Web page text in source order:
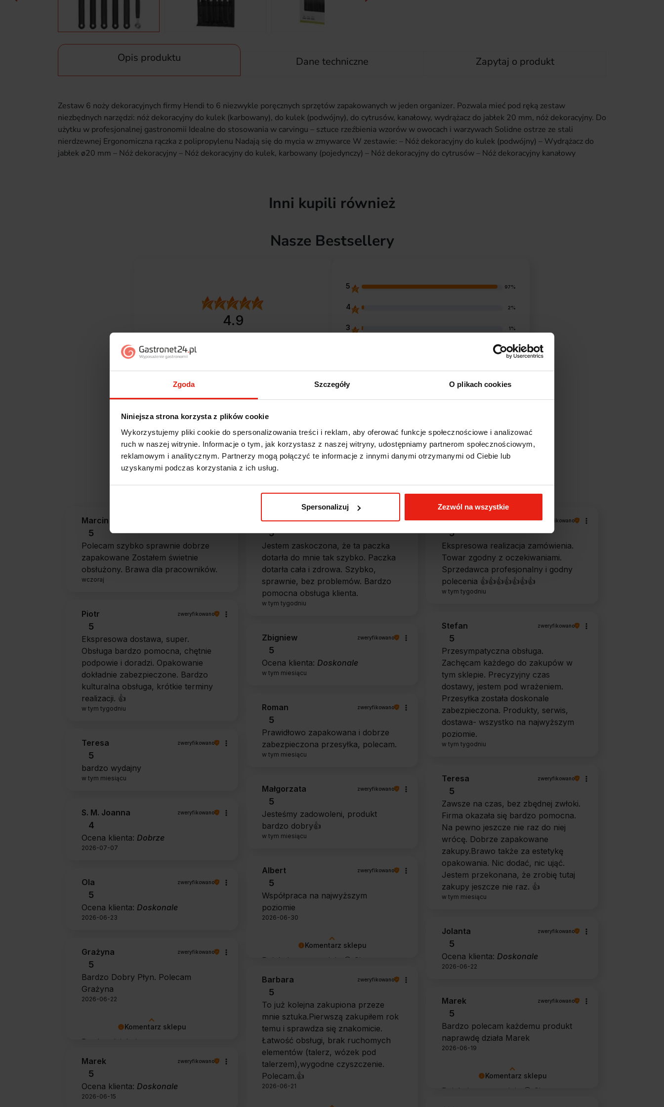
Zgoda Szczegóły O plikach cookies
Niniejsza strona korzysta z plików cookie
Wykorzystujemy pliki cookie do spersonalizowania treści i reklam, aby oferować funkcje społecznościowe i analizować
ruch w naszej witrynie. Informacje o tym, jak korzystasz z naszej witryny, udostępniamy partnerom społecznościowym,
reklamowym i analitycznym. Partnerzy mogą połączyć te informacje z innymi danymi otrzymanymi od Ciebie lub
uzyskanymi podczas korzystania z ich usług.
Spersonalizuj Zezwól na wszystkie
Opis produktu Dane techniczne Zapytaj o produkt
Zestaw 6 noży dekoracyjnych firmy Hendi to 6 niezwykle poręcznych sprzętów zapakowanych w jeden organizer. Pozwala mieć pod ręką zestaw
niezbędnych narzędzi: nóż dekoracyjny do kulek (karbowany), do kulek (podwójny), do cytrusów, kanałowy, wydrążacz do jabłek 20 mm, nóż dekoracyjny. Do
użytku w profesjonalnej gastronomii Idealne do stosowania w carvingu – sztuce rzeźbienia wzorów w owocach i warzywach Solidne ostrze ze stali
nierdzewnej Ergonomiczna rączka z polipropylenu Nadają się do mycia w zmywarce W zestawie: – Nóż dekoracyjny do kulek (podwójny) – Wydrążacz do
jabłek ø20 mm – Nóż dekoracyjny – Nóż dekoracyjny do kulek, karbowany (pojedynczy) – Nóż dekoracyjny do cytrusów – Nóż dekoracyjny kanałowy
Inni kupili również
Nasze Bestsellery
4.9
5 97%
4 2%
3 1%
0%
1 1%
Opinie klientów
Jak zbieramy opinie?
Marcin
5
Polecam szybko sprawnie dobrze
zapakowane Zostałem świetnie
obsłużony. Brawa dla pracowników.
wczoraj
Alicja zweryfikowano
5
Jestem zaskoczona, że ta paczka
dotarła do mnie tak szybko. Paczka
dotarła cała i zdrowa. Szybko,
sprawnie, bez problemów. Bardzo
pomocna obsługa klienta.
w tym tygodniu
Magdalena zweryfikowano
5
Ekspresowa realizacja zamówienia.
Towar zgodny z oczekiwaniami.
Sprzedawca profesjonalny i godny
polecenia 👍️👍️👍️👍️👍️👍️👍️
w tym tygodniu
Piotr zweryfikowano
5
Ekspresowa dostawa, super.
Obsługa bardzo pomocna, chętnie
podpowie i doradzi. Opakowanie
dokładnie zabezpieczone. Bardzo
kulturalna obsługa, krótkie terminy
realizacji. 👍️
w tym tygodniu
Stefan zweryfikowano
5
Przesympatyczna obsługa.
Zachęcam każdego do zakupów w
tym sklepie. Precyzyjny czas
dostawy, jestem pod wrażeniem.
Przesyłka została doskonale
zabezpieczona. Produkty, serwis,
dostawa- wszystko na najwyższym
poziomie.
w tym tygodniu
Zbigniew zweryfikowano
5
Ocena klienta: Doskonale
w tym miesiącu
Roman zweryfikowano
5
Prawidłowo zapakowana i dobrze
zabezpieczona przesyłka, polecam.
w tym miesiącu
Teresa zweryfikowano
5
bardzo wydajny
w tym miesiącu Teresa zweryfikowano
5
Zawsze na czas, bez zbędnej zwłoki.
Firma okazała się bardzo pomocna.
Na pewno jeszcze nie raz do niej
wrócę. Dobrze zapakowane
zakupy.Brawo także za estetykę
opakowania. Nic dodać, nic ująć.
Jestem przekonana, że zrobię tutaj
zakupy jeszcze nie raz. 👍️
w tym miesiącu
Małgorzata zweryfikowano
5
Jesteśmy zadowoleni, produkt
bardzo dobry👍️
w tym miesiącu
S. M. Joanna zweryfikowano
4
Ocena klienta: Dobrze
2026-07-07
Komentarz sklepu
Dziękujemy za opinię 🙂 Cieszymy
zakup spełniły Pana oczekiwania.
Dziękujemy za zaufanie.
Albert zweryfikowano
5
Współpraca na najwyższym
poziomie
2026-06-30
Ola zweryfikowano
5
Ocena klienta: Doskonale
2026-06-23
Jolanta zweryfikowano
5
Ocena klienta: Doskonale
2026-06-22
Komentarz sklepu
Bardzo dziękujemy za pozytywną
zapewniał doskonałe efekty przy
każdym użyciu.
Grażyna zweryfikowano
5
Bardzo Dobry Płyn. Polecam
Grażyna
2026-06-22
Barbara zweryfikowano
5
To już kolejna zakupiona przeze
mnie sztuka.Pierwszą zakupiłem rok
temu i sprawdza się znakomicie.
Łatwość obsługi, brak ruchomych
elementów (talerz, wózek pod
talerzem),wygodne czyszczenie.
Polecam.👍️
2026-06-21
Komentarz sklepu
Dziękujemy za opinię 🙂 Cieszymy
Marek zweryfikowano
5
Bardzo polecam każdemu produkt
naprawdę działa Marek
2026-06-19
Marek zweryfikowano
5
Ocena klienta: Doskonale
2026-06-15